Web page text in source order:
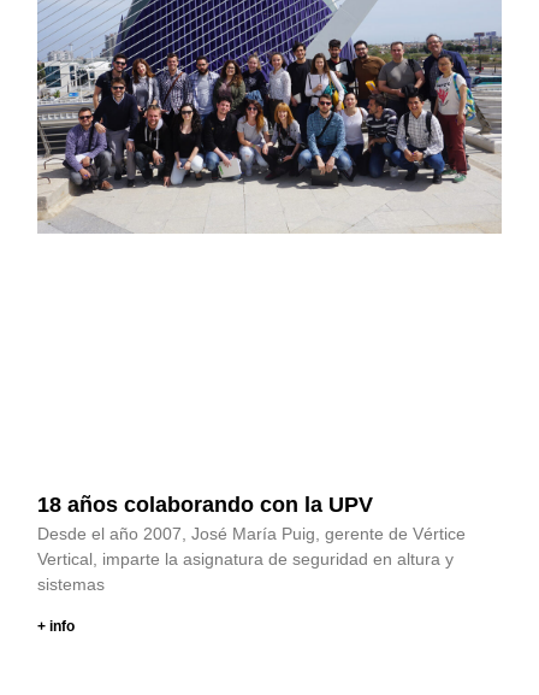
18 años colaborando con la UPV
Desde el año 2007, José María Puig, gerente de Vértice
Vertical, imparte la asignatura de seguridad en altura y
sistemas
+ info